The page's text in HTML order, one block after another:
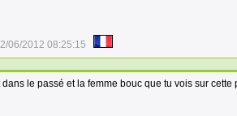
06/2012 08:25:15
dans le passé et la femme bouc que tu vois sur